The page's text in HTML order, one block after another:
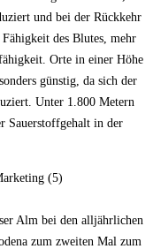
und bei der Rückkehr
des Blutes, mehr
Orte in einer Höhe
günstig, da sich der
Unter 1.800 Metern
Sauerstoffgehalt in der
Alm bei den alljährlichen
zum zweiten Mal zum